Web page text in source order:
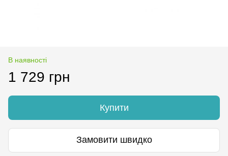
В наявності
1 729 грн
Купити
Замовити швидко